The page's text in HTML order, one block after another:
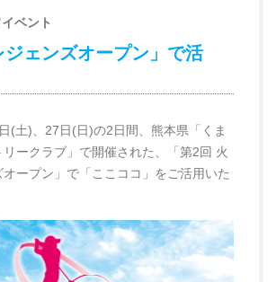
ベント
ジェンズオープン」で活
(土)、27日(日)の2日間、熊本県「くま
リークラブ」で開催された、「第2回 火
ープン」で「ここココ」をご活用いた